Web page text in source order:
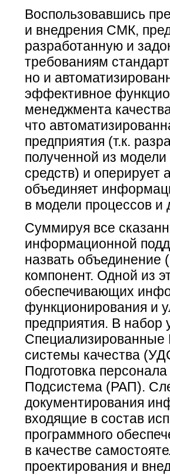
Воспользовавшись
и внедрения СМК,
разработанную и
требованиям
но и
эффективное
менеджмента
что
предприятия (т.к.
полученной из
средств) и оперирует
объединяет
в модели процессов и
Суммируя все
информационной
назвать объединение
компонент. Одной из
обеспечивающих
функционирования и
предприятия. В набор
системы качества
Подготовка
Подсистема (РАП).
документирования
входящие в состав
программного
в качестве
проектирования и